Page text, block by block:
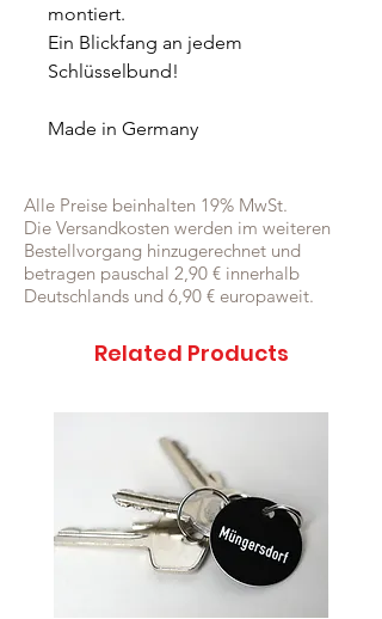
montiert.
Ein Blickfang an jedem
Schlüsselbund!
Made in Germany
Alle Preise beinhalten 19% MwSt.
Die Versandkosten werden im weiteren
Bestellvorgang hinzugerechnet und
betragen pauschal 2,90 € innerhalb
Deutschlands und 6,90 € europaweit.
Related Products